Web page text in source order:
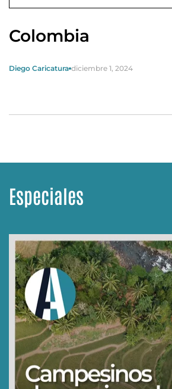
Colombia
Diego Caricatura diciembre 1, 2024
Especiales